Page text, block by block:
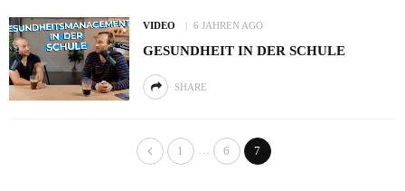
VIDEO 6 JAHREN AGO
GESUNDHEIT IN DER SCHULE
SHARE
1 … 6 7